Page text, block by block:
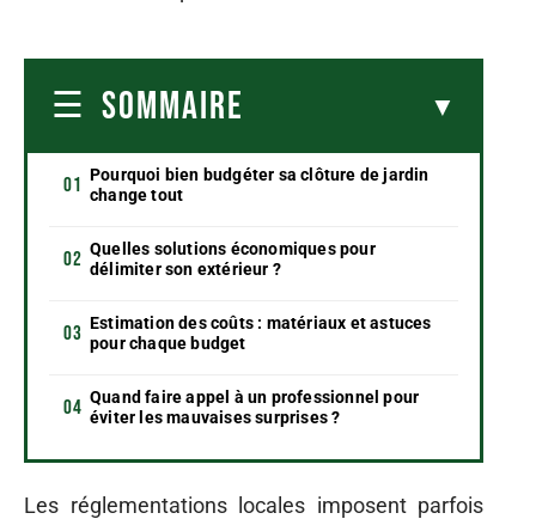
SOMMAIRE
Pourquoi bien budgéter sa clôture de jardin
change tout
Quelles solutions économiques pour
délimiter son extérieur ?
Estimation des coûts : matériaux et astuces
pour chaque budget
Quand faire appel à un professionnel pour
éviter les mauvaises surprises ?
Les réglementations locales imposent parfois